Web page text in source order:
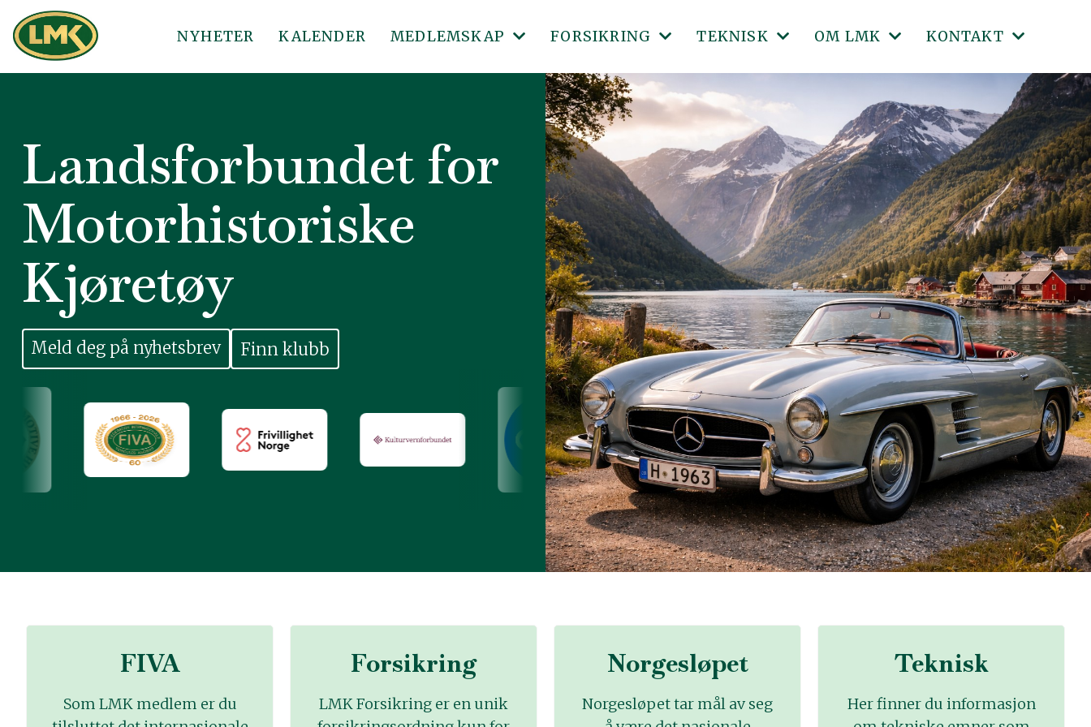
NYHETER KALENDER MEDLEMSKAP
MEDLEMSKLUBBER
BLI MEDLEM
MEDLEMSFORDELER
KJØRETØYREGISTER
FORSIKRING
LMK FORSIKRING
BESIKTIGELSESPERSONER
SØKNADSSKJEMA LMK-FORSIKRING
BILDER TIL FORSIKRINGSSØKNAD
TEKNISK
SKILT / KJENNEMERKER
ABC PÅ TRAFIKKSTASJONEN
BEVARINGSVERDIG
KJØRETØYDEFINISJONER
DIGITALISERTE KJØRETØYFORSKRIFTER
OM LMK
LMKS FORMÅL OG MANDAT
FIVA
VEDTEKTER
FORBUNDETS ARKIV
PROTOKOLLER - LANDSMØTE
KONTAKT
STYRET
ADMINISTRASJON
KOMITEER
Landsforbundet for
Motorhistoriske
Kjøretøy
Finn klubb
FIVA
Som LMK medlem er du
Forsikring
LMK Forsikring er en unik
Norgesløpet
Norgesløpet tar mål av seg
Teknisk
Her finner du informasjon